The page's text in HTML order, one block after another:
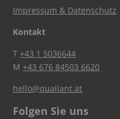
Impressum & Datenschutz
Kontakt
T+43 1 5036644
M+43 676 84503 6620
hello@qualiant.at
Folgen Sie uns